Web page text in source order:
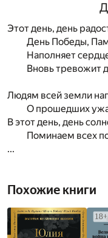
Этот день, день
День Победы,
Наполняет
Вновь тревожит
Людям всей земли
О прошедших
В этот день, день
Поминаем всех
...
Похожие книги